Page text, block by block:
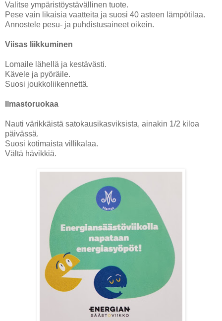
Valitse ympäristöystävällinen tuote.
Pese vain likaisia vaatteita ja suosi 40 asteen lämpötilaa.
Annostele pesu- ja puhdistusaineet oikein.
Viisas liikkuminen
Lomaile lähellä ja kestävästi.
Kävele ja pyöräile.
Suosi joukkoliikennettä.
Ilmastoruokaa
Nauti värikkäistä satokausikasviksista, ainakin 1/2 kiloa
päivässä.
Suosi kotimaista villikalaa.
Vältä hävikkiä.